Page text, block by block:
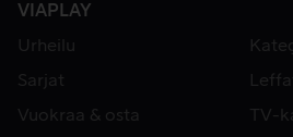
VIAPLAY
Urheilu
Sarjat
Vuokraa & osta
TV-